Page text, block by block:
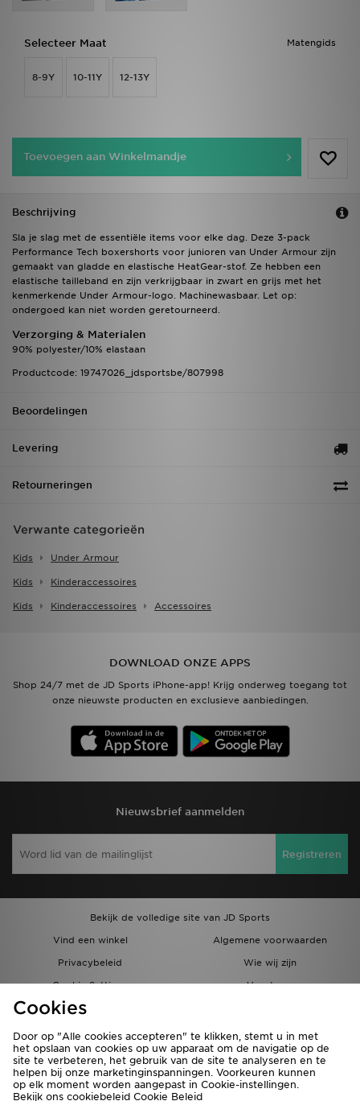
Matengids
Selecteer Maat
8-9Y 10-11Y 12-13Y
Toevoegen aan Winkelmandje
Beschrijving
Sla je slag met de essentiële items voor elke dag. Deze 3-pack
Performance Tech boxershorts voor junioren van Under Armour zijn
gemaakt van gladde en elastische HeatGear-stof. Ze hebben een
elastische tailleband en zijn verkrijgbaar in zwart en grijs met het
kenmerkende Under Armour-logo. Machinewasbaar. Let op:
ondergoed kan niet worden geretourneerd.
Verzorging & Materialen
90% polyester/10% elastaan
Productcode: 19747026_jdsportsbe/807998
Beoordelingen
Levering
Retourneringen
Verwante categorieën
Kids Under Armour
Kids Kinderaccessoires
Kids Kinderaccessoires Accessoires
DOWNLOAD ONZE APPS
Shop 24/7 met de JD Sports iPhone-app! Krijg onderweg toegang tot
onze nieuwste producten en exclusieve aanbiedingen.
Nieuwsbrief aanmelden
Registreren
Bekijk de volledige site van JD Sports
Vind een winkel
Algemene voorwaarden
Privacybeleid
Wie wij zijn
Cookie Settings
Vacatures
Bestellingen en Levering
Cookies
Door op "Alle cookies accepteren" te klikken, stemt u in met
het opslaan van cookies op uw apparaat om de navigatie op de
site te verbeteren, het gebruik van de site te analyseren en te
helpen bij onze marketinginspanningen. Voorkeuren kunnen
op elk moment worden aangepast in Cookie-instellingen.
Bekijk ons cookiebeleid Cookie Beleid